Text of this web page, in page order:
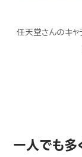
任天堂さんのキ
一人でも多